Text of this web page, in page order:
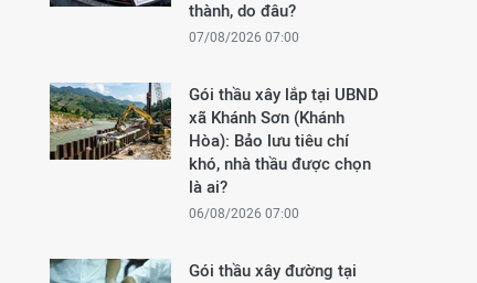
thành, do đâu?
07/08/2026 07:00
Gói thầu xây lắp tại UBND
xã Khánh Sơn (Khánh
Hòa): Bảo lưu tiêu chí
khó, nhà thầu được chọn
là ai?
06/08/2026 07:00
Gói thầu xây đường tại